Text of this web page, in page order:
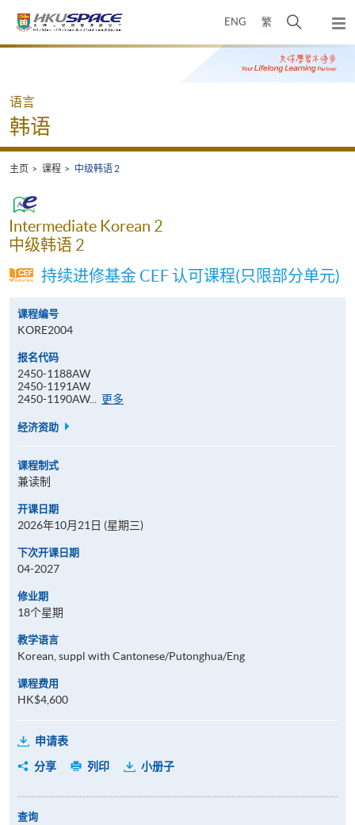
ENG 繁
开
搜
寻
弹
出
主
Main
语言
韩语
主页 课程 中级韩语 2
Intermediate Korean 2
中级韩语 2
持续进修基金 CEF 认可课程(只限部分单元)
课程编号
KORE2004
报名代码
2450-1188AW
2450-1191AW
2450-1190AW...
更多
经济资助
课程制式
兼读制
开课日期
2026年10月21日 (星期三)
下次开课日期
04-2027
修业期
18个星期
教学语言
Korean, suppl with Cantonese/Putonghua/Eng
课程费用
HK$4,600
申请表
分享
列印 小册子
查询